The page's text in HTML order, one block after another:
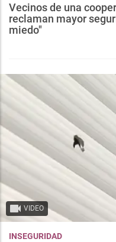
Vecinos de una
reclaman mayor
miedo"
VIDEO
INSEGURIDAD